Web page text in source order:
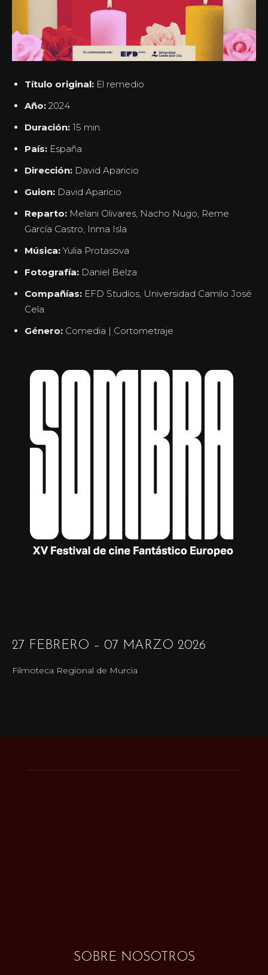
Título original: El remedio
Año: 2024
Duración: 15 min.
País: España
Dirección: David Aparicio
Guion: David Aparicio
Reparto: Melani Olivares, Nacho Nugo, Reme
García Castro, Inma Isla
Música: Yulia Protasova
Fotografía: Daniel Belza
Compañías: EFD Studios, Universidad Camilo José
Cela
Género: Comedia | Cortometraje
27 FEBRERO – 07 MARZO 2026
Filmoteca Regional de Murcia
SOBRE NOSOTROS